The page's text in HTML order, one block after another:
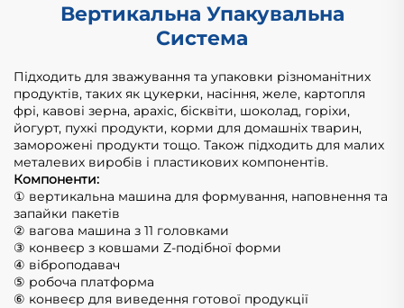
Вертикальна Упакувальна
Система
Підходить для зважування та упаковки різноманітних
продуктів, таких як цукерки, насіння, желе, картопля
фрі, кавові зерна, арахіс, бісквіти, шоколад, горіхи,
йогурт, пухкі продукти, корми для домашніх тварин,
заморожені продукти тощо. Також підходить для малих
металевих виробів і пластикових компонентів.
Компоненти:
① вертикальна машина для формування, наповнення та
запайки пакетів
② вагова машина з 11 головками
③ конвеєр з ковшами Z-подібної форми
④ віброподавач
⑤ робоча платформа
⑥ конвеєр для виведення готової продукції